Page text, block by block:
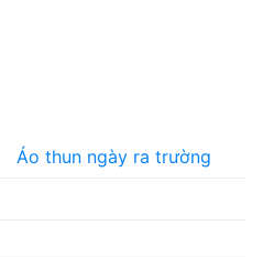
Áo thun ngày ra trường